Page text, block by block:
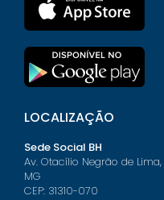
LOCALIZAÇÃO
Sede Social BH
Av. Otacílio Negrão de
MG
CEP: 31310-070